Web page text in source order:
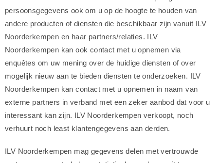
persoonsgegevens ook om u op de hoogte te houden van
andere producten of diensten die beschikbaar zijn vanuit ILV
Noorderkempen en haar partners/relaties. ILV
Noorderkempen kan ook contact met u opnemen via
enquêtes om uw mening over de huidige diensten of over
mogelijk nieuw aan te bieden diensten te onderzoeken. ILV
Noorderkempen kan contact met u opnemen in naam van
externe partners in verband met een zeker aanbod dat voor u
interessant kan zijn. ILV Noorderkempen verkoopt, noch
verhuurt noch least klantengegevens aan derden.
ILV Noorderkempen mag gegevens delen met vertrouwde